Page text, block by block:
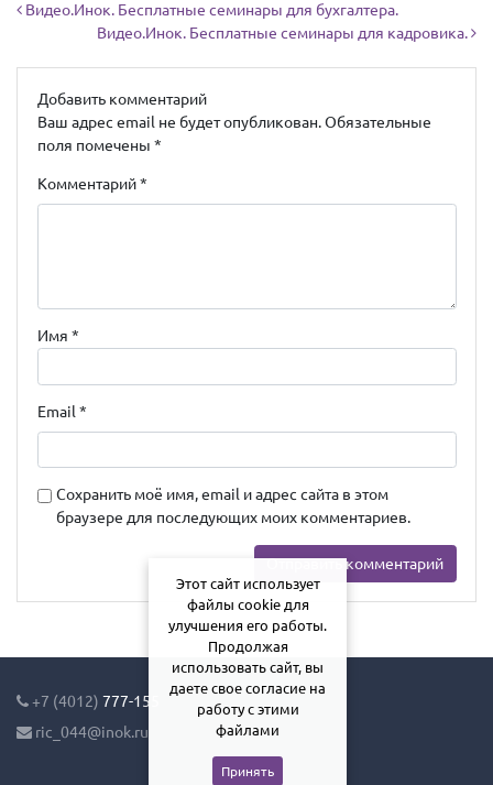
Навигация по записям
Видео.Инок. Бесплатные семинары для бухгалтера.
Видео.Инок. Бесплатные семинары для кадровика.
Добавить комментарий
Ваш адрес email не будет опубликован. Обязательные
поля помечены *
Комментарий*
Имя *
Email *
Сохранить моё имя, email и адрес сайта в этом
браузере для последующих моих комментариев.
+7 (4012) 777-155
ric_044@inok.ru
Этот сайт использует
файлы cookie для
улучшения его работы.
Продолжая
использовать сайт, вы
даете свое согласие на
работу с этими
файлами
Принять